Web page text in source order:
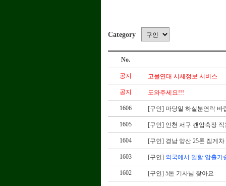
Category
No.
공지 고물연대 시세정보 서비스
공지 도와주세요!!!
1606 [구인] 마당일 하실분연락 바
1605 [구인] 인천 서구 캔압축장
1604 [구인] 경남 양산 25톤 집게
1603 [구인] 외국에서 일할 압출기
1602 [구인]5톤 기사님 찾아요